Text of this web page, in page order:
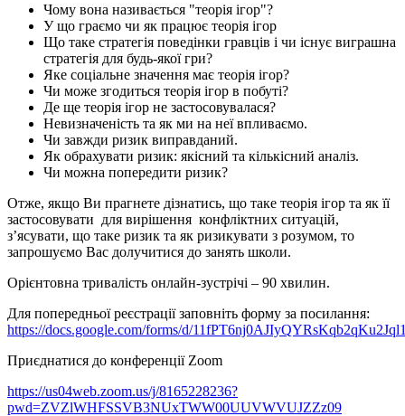
Чому вона називається "теорія ігор"?
У що граємо чи як працює теорія ігор
Що таке стратегія поведінки гравців і чи існує виграшна
стратегія для будь-якої гри?
Яке соціальне значення має теорія ігор?
Чи може згодиться теорія ігор в побуті?
Де ще теорія ігор не застосовувалася?
Невизначеність та як ми на неї впливаємо.
Чи завжди ризик виправданий.
Як обрахувати ризик: якісний та кількісний аналіз.
Чи можна попередити ризик?
Отже, якщо Ви прагнете дізнатись, що таке теорія ігор та як її
застосовувати для вирішення конфліктних ситуацій,
з’ясувати, що таке ризик та як ризикувати з розумом, то
запрошуємо Вас долучитися до занять школи.
Орієнтовна тривалість онлайн-зустрічі – 90 хвилин.
Для попередньої реєстрації заповніть форму за посилання:
https://docs.google.com/forms/d/
Приєднатися до конференції Zoom
https://us04web.zoom.us/j/8165228236?
pwd=ZVZlWHFSSVB3NUxTWW00UUVWVUJZZz09